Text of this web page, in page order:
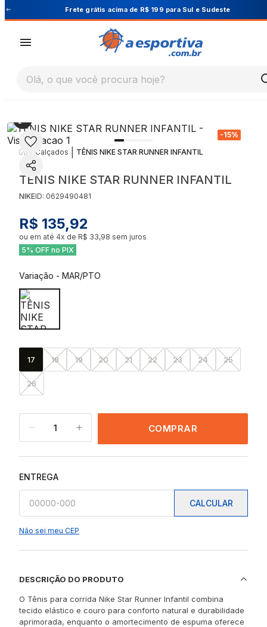
Cupom PRIMEIRA10 para 10% OFF na 1ª
Olá, o que você procura hoje?
-15%
Calçados TÊNIS NIKE STAR RUNNER INFANTIL
TÊNIS NIKE STAR RUNNER INFANTIL
NIKEID: 0629490481
R$ 135,92
ou em até 4x de R$ 33,98 sem juros
5% OFF no PIX
Variação - MAR/PTO
17 18 19 20 21 22 23 24 25
26
1 COMPRAR
ENTREGA
CALCULAR
Não sei meu CEP
DESCRIÇÃO DO PRODUTO
O Tênis para corrida Nike Star Runner Infantil combina
tecido elástico e couro para conforto natural e durabilidade
aprimorada, enquanto o amortecimento de espuma oferece